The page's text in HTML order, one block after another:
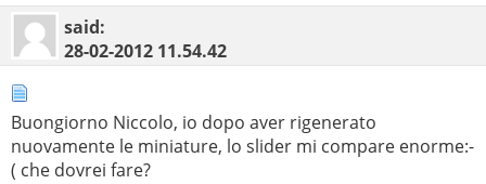
said:
28-02-2012 11.54.42
Buongiorno Niccolo, io dopo aver rigenerato
nuovamente le miniature, lo slider mi compare enorme:-
( che dovrei fare?